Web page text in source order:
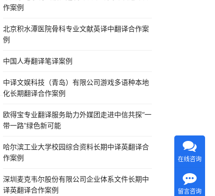
作案例
北京积水潭医院骨科专业文献英译中翻译合作案
例
中国人寿翻译笔译案例
中译文娱科技（青岛）有限公司游戏多语种本地
化长期翻译合作案例
欧得宝专业翻译服务助力外媒团走进中信共探“一
带一路”绿色新可能
哈尔滨工业大学校园综合资料长期中译英翻译合
作案例
深圳麦克韦尔股份有限公司企业体系文件长期中
译英翻译合作案例
在线咨询
留言咨询